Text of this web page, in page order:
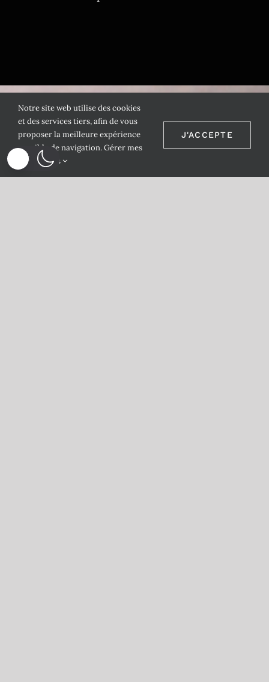
Notre site web utilise des cookies
et des services tiers, afin de vous
proposer la meilleure expérience
possible de navigation.Gérer mes
paramètres
J'ACCEPTE